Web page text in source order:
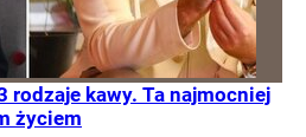
rodzaje kawy. Ta najmocniej
życiem